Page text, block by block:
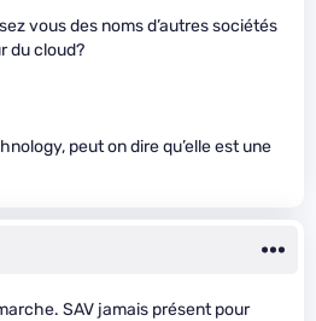
vous des noms d’autres sociétés
du cloud?
peut on dire qu’elle est une
SAV jamais présent pour